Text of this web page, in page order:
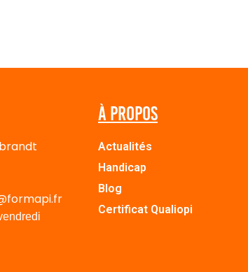
À propos
Actualités
Handicap
Blog
Certificat Qualiopi